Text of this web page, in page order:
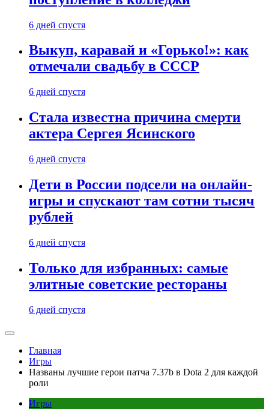
6 дней спустя
Выкуп, каравай и «Горько!»: как
отмечали свадьбу в СССР
6 дней спустя
Стала известна причина смерти
актера Сергея Ясинского
6 дней спустя
Дети в России подсели на онлайн-
игры и спускают там сотни тысяч
рублей
6 дней спустя
Только для избранных: самые
элитные советские рестораны
6 дней спустя
Главная
Игры
Названы лучшие герои патча 7.37b в Dota 2 для каждой
роли
Игры